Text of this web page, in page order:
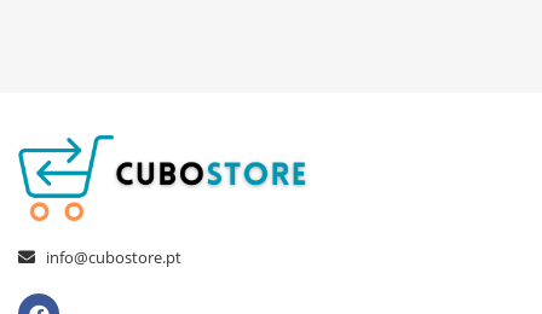
info@cubostore.pt